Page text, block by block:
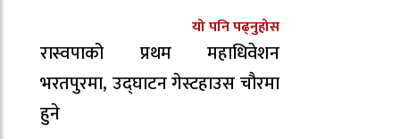
यो पनि पढ्नुहोस
रास्वपाको प्रथम महाधिवेशन
भरतपुरमा, उद्घाटन गेस्टहाउस चौरमा
हुने